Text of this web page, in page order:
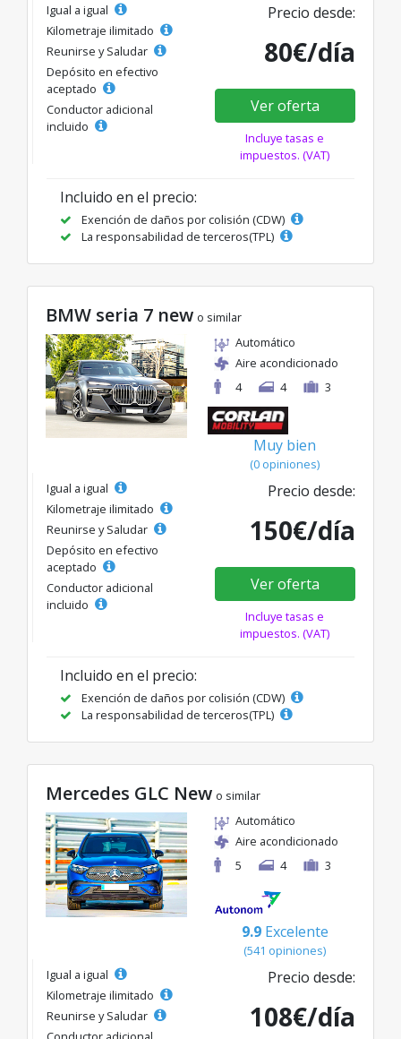
Igual a igual
Kilometraje ilimitado
Reunirse y Saludar
Depósito en efectivo
aceptado
Conductor adicional
incluido
Precio desde:
80€/día
Ver oferta
Incluye tasas e
impuestos. (VAT)
Incluido en el precio:
Exención de daños por colisión (CDW)
La responsabilidad de terceros(TPL)
BMW seria 7 new o similar
Automático
Aire acondicionado
4
4 3
Muy bien
(0 opiniones)
Igual a igual
Kilometraje ilimitado
Reunirse y Saludar
Depósito en efectivo
aceptado
Conductor adicional
incluido
Precio desde:
150€/día
Ver oferta
Incluye tasas e
impuestos. (VAT)
Incluido en el precio:
Exención de daños por colisión (CDW)
La responsabilidad de terceros(TPL)
Mercedes GLC New o similar
Automático
Aire acondicionado
5
4 3
9.9 Excelente
(541 opiniones)
Igual a igual
Kilometraje ilimitado
Reunirse y Saludar
Precio desde:
108€/día